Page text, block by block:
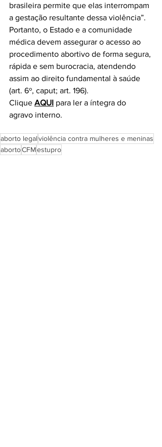
brasileira permite que elas interrompam
a gestação resultante dessa violência”.
Portanto, o Estado e a comunidade
médica devem assegurar o acesso ao
procedimento abortivo de forma segura,
rápida e sem burocracia, atendendo
assim ao direito fundamental à saúde
(art. 6º, caput; art. 196).
Clique AQUI para ler a íntegra do
agravo interno.
aborto legalviolência contra mulheres e meninas
abortoCFMestupro